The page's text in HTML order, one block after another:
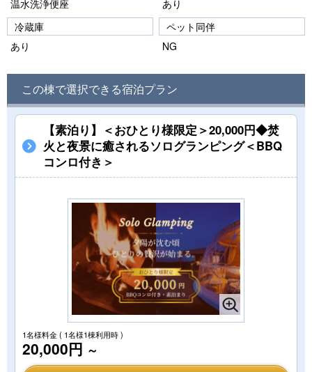
温水洗浄便座
あり
冷蔵庫
あり
ペット同伴
NG
この棟で選択できる宿泊プラン
【素泊り】＜おひとり様限定＞20,000円◆焚
火と夜景に癒されるソログランピング＜BBQ
コンロ付き＞
1名様料金( 1名様1棟利用時 )
20,000円 ～